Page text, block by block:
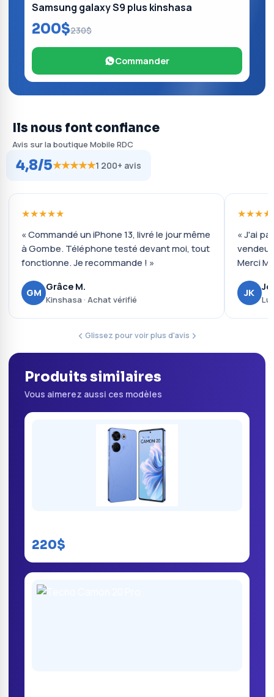
Samsung galaxy S9 plus kinshasa
200$230$
Commander
Ils nous font confiance
Avis sur la boutique Mobile RDC
4,8/5★★★★★1 200+ avis
★★★★★
« Commandé un iPhone 13, livré le jour même
à Gombe. Téléphone testé devant moi, tout
fonctionne. Je recommande ! »
GM Grâce M.
Kinshasa · Achat vérifié
« J'ai
Merci
JK
Glissez pour voir plus d'avis
Produits similaires
Vous aimerez aussi ces modèles
220$